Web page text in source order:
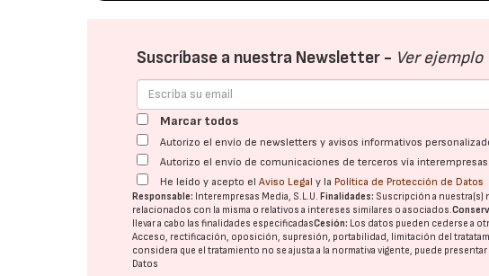
Suscríbase a nuestra Newsletter - Ver ejemplo
Marcar todos
Autorizo el envío de newsletters y avisos informativos
Autorizo el envío de comunicaciones de terceros vía
He leído y acepto elAviso Legal y la Política de Protección de Datos
Responsable: Interempresas Media, S.L.U.Finalidades: Suscripción a nuestra(s)
relacionados con la misma o relativos a intereses similares o asociados.
llevar a cabo las finalidades especificadasCesión: Los datos pueden cederse a
Acceso, rectificación, oposición, supresión, portabilidad, limitación del
considera que el tratamiento no se ajusta a la normativa vigente, puede
Datos